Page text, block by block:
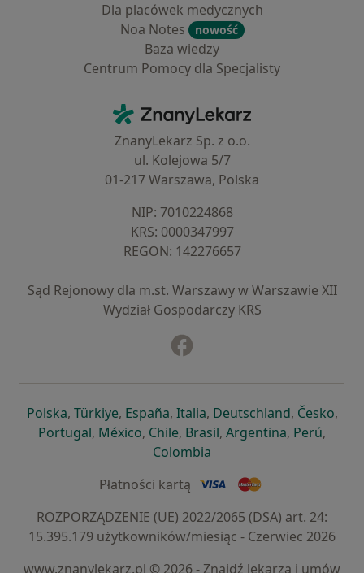
Dla placówek medycznych
Noa Notes
nowość
Baza wiedzy
Centrum Pomocy dla Specjalisty
ZnanyLekarz - Strona główna
ZnanyLekarz Sp. z o.o.
ul. Kolejowa 5/7
01-217 Warszawa, Polska
NIP: ⁠7010224868
KRS: ⁠0000347997
REGON: ⁠142276657
Sąd Rejonowy dla m.st. Warszawy w Warszawie XII
Wydział Gospodarczy KRS
Polskaotwiera się w nowej karcie
, Türkiyeotwiera się w nowej karcie
, Españaotwiera się w nowej karcie
, Italiaotwiera się w nowej
, Deutschlandotwiera się
, Česko,
Portugalotwiera się w nowej karcie
, Méxicootwiera się w nowej karcie
, Chileotwiera się w nowej karcie
, Brasilotwiera się w nowej
, Argentinaotwiera się
, Perú,
Colombia
Płatności kartą
ROZPORZĄDZENIE (UE) 2022/2065 (DSA) art. 24:
15.395.179 użytkowników/miesiąc - Czerwiec 2026
www.znanylekarz.pl © 2026 - Znajdź lekarza i umów